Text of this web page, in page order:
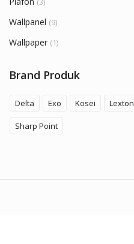
Wallpanel (9)
Wallpaper (1)
Brand Produk
Delta Exo Kosei Lexton
Sharp Point